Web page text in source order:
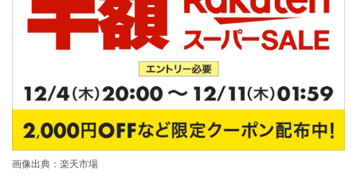
画像出典：楽天市場